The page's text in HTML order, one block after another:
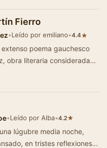
Fierro
•Leído por emiliano•4.4★
poema gauchesco
obra literaria considerada
•Leído por Alba•4.2★
lúgubre media noche,
en tristes reflexiones